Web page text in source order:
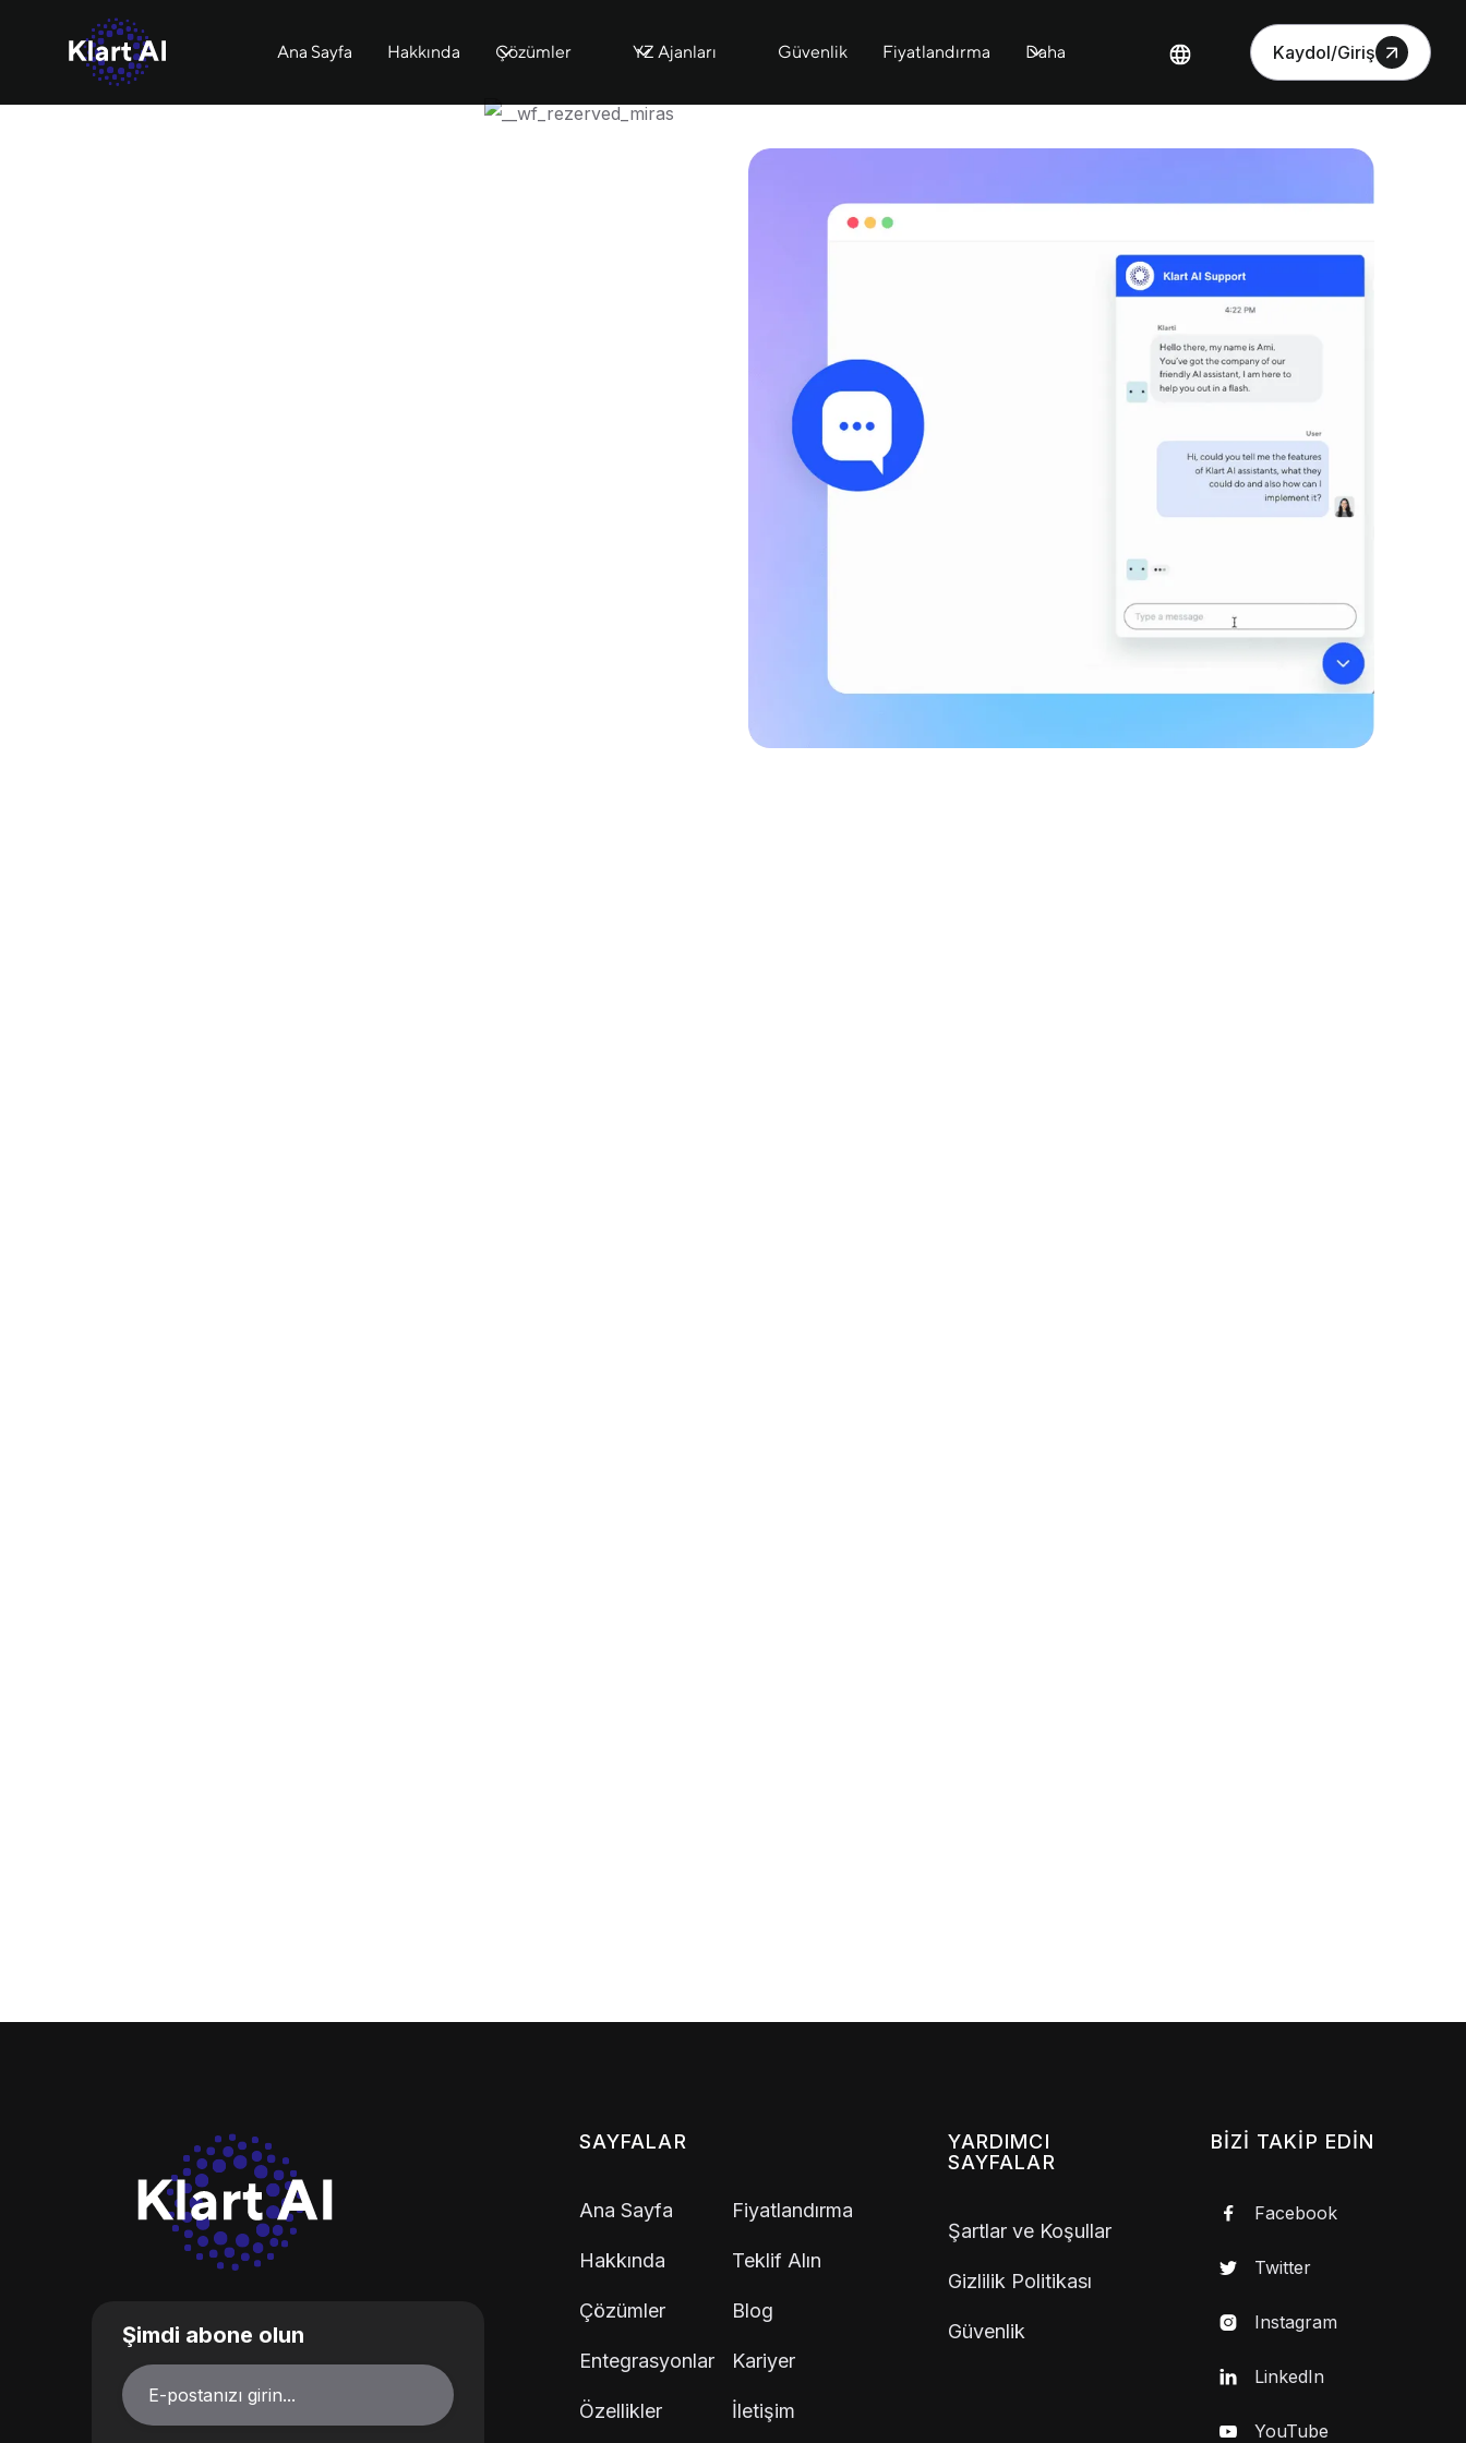
Ana Sayfa Hakkında Çözümler YZ Ajanları Güvenlik Fiyatlandırma Daha Kaydol/Giriş
Şimdi abone olun
SAYFALAR
Ana Sayfa
Hakkında
Çözümler
Entegrasyonlar
Özellikler
Fiyatlandırma
Teklif Alın
Blog
Kariyer
İletişim
YARDIMCI
SAYFALAR
Şartlar ve Koşullar
Gizlilik Politikası
Güvenlik
BIZI TAKIP EDIN
 Facebook
 Twitter
 Instagram
 LinkedIn
 YouTube